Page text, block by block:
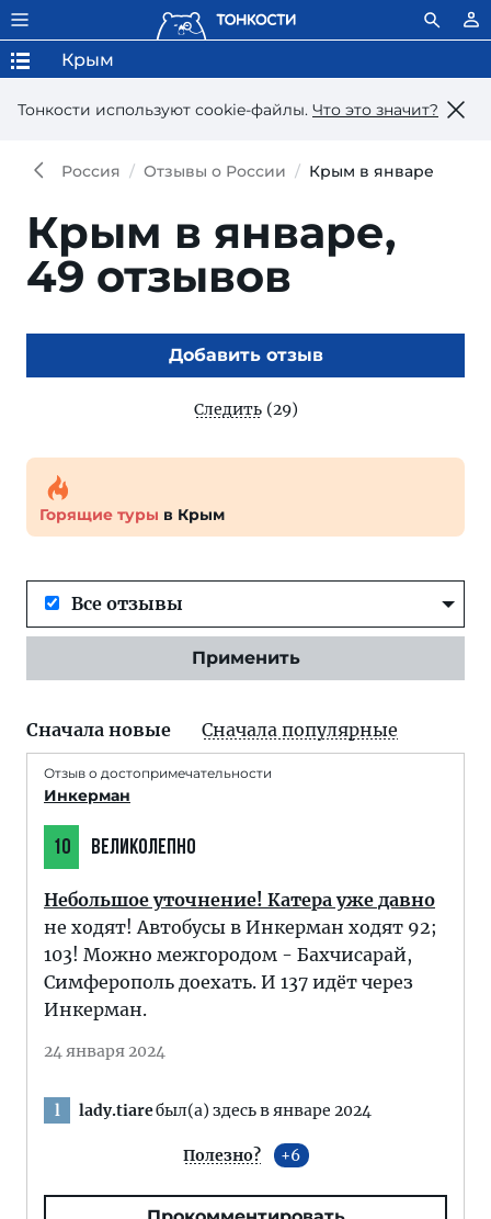
Тонкости используют сookie-файлы. Что это значит?
Крым
Россия Отзывы о России Крым в январе
Крым в январе,
49 отзывов
Добавить отзыв
Следить (29)
Горящие туры в Крым
Все отзывы
Применить
Сначала новые Сначала популярные
Отзыв о достопримечательности
Инкерман
10 ВЕЛИКОЛЕПНО
Небольшое уточнение! Катера уже давно
не ходят! Автобусы в Инкерман ходят 92;
103! Можно межгородом - Бахчисарай,
Симферополь доехать. И 137 идёт через
Инкерман.
24 января 2024
l lady.tiareбыл(а) здесь в январе 2024
Полезно? 6